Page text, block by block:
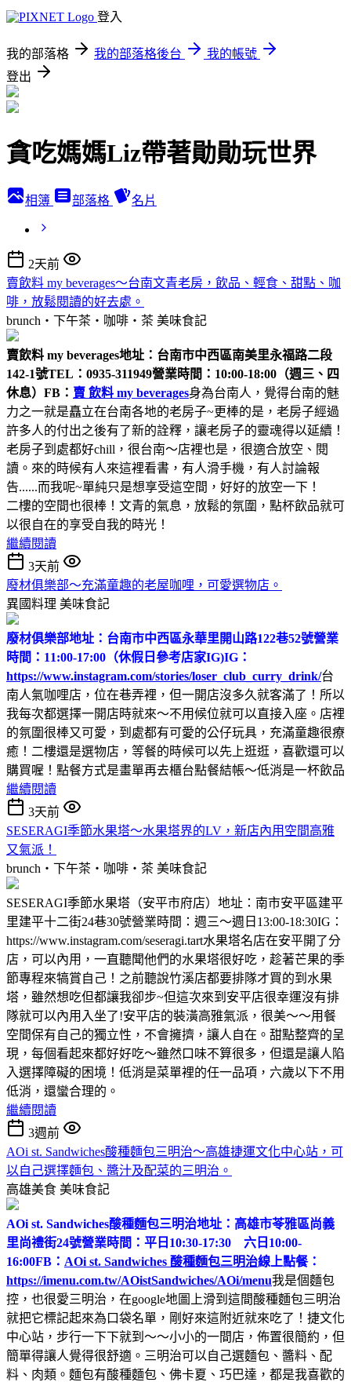
登入
我的部落格 我的部落格後台
我的帳號
登出
貪吃媽媽Liz帶著勛勛玩世界
相簿 部落格 名片
2天前
賣飲料 my beverages～台南文青老房，飲品、輕食、甜點、咖
啡，放鬆閱讀的好去處。
brunch‧下午茶‧咖啡‧茶 美味食記
賣飲料 my beverages地址：台南市中西區南美里永福路二段
142-1號TEL：0935-311949營業時間：10:00-18:00（週三、四
休息） FB： 賣 飲料 my beverages身為台南人，覺得台南的魅
力之一就是矗立在台南各地的老房子~更棒的是，老房子經過
許多人的付出之後有了新的詮釋，讓老房子的靈魂得以延續！
老房子到處都好chill，很台南～店裡也是，很適合放空、閱
讀。來的時候有人來這裡看書，有人滑手機，有人討論報
告......而我呢~單純只是想享受這空間，好好的放空一下！
二樓的空間也很棒！文青的氣息，放鬆的氛圍，點杯飲品就可
以很自在的享受自我的時光！
繼續閱讀
3天前
廢材俱樂部～充滿童趣的老屋咖哩，可愛選物店。
異國料理 美味食記
廢材俱樂部地址：台南市中西區永華里開山路122巷52號營業
時間：11:00-17:00（休假日參考店家IG)IG：
https://www.instagram.com/stories/loser_club_curry_drink/台
南人氣咖哩店，位在巷弄裡，但一開店沒多久就客滿了！所以
我每次都選擇一開店時就來～不用候位就可以直接入座。店裡
的氛圍很棒又可愛，到處都有可愛的公仔玩具，充滿童趣很療
癒！二樓還是選物店，等餐的時候可以先上逛逛，喜歡還可以
購買喔！點餐方式是畫單再去櫃台點餐結帳～低消是一杯飲品
繼續閱讀
3天前
SESERAGI季節水果塔～水果塔界的LV，新店內用空間高雅
又氣派！
brunch‧下午茶‧咖啡‧茶 美味食記
SESERAGI季節水果塔（安平市府店）地址：南市安平區建平
里建平十二街24巷30號營業時間：週三～週日13:00-18:30IG：
https://www.instagram.com/seseragi.tart水果塔名店在安平開了分
店，可以內用，一直聽聞他們的水果塔很好吃，趁著芒果的季
節專程來犒賞自己！之前聽說竹溪店都要排隊才買的到水果
塔，雖然想吃但都讓我卻步~但這次來到安平店很幸運沒有排
隊就可以內用入坐了!安平店的裝潢高雅氣派，很美～～用餐
空間保有自己的獨立性，不會擁擠，讓人自在。甜點整齊的呈
現，每個看起來都好好吃～雖然口味不算很多，但還是讓人陷
入選擇障礙的困境！低消是菜單裡的任一品項，六歲以下不用
低消，還蠻合理的。
繼續閱讀
3週前
AOi st. Sandwiches酸種麵包三明治～高雄捷運文化中心站，可
以自己選擇麵包、醬汁及配菜的三明治。
高雄美食 美味食記
AOi st. Sandwiches酸種麵包三明治地址：高雄市苓雅區尚義
里尚禮街24號營業時間：平日10:30-17:30 六日10:00-
16:00FB： AOi st. Sandwiches 酸種麵包三明治線上點餐：
https://imenu.com.tw/AOistSandwiches/AOi/menu我是個麵包
控，也很愛三明治，在google地圖上滑到這間酸種麵包三明治
就把它標記起來為口袋名單，剛好來這附近就來吃了！捷文化
中心站，步行一下下就到～～小小的一間店，佈置很簡約，但
簡單得讓人覺得很舒適。三明治可以自己選麵包、醬料、配
料、肉類。麵包有酸種麵包、佛卡夏、巧巴達，都是我喜歡的